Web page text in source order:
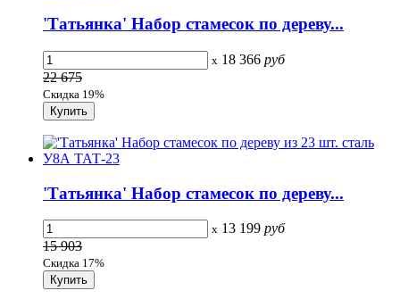
'Татьянка' Набор стамесок по дереву...
x 18 366 руб
22 675
Скидка 19%
'Татьянка' Набор стамесок по дереву...
x 13 199 руб
15 903
Скидка 17%